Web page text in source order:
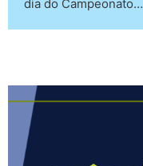
dia do Campeonato…